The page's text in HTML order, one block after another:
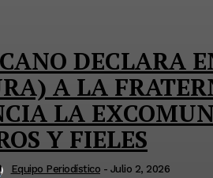
DECLARA
A LA
LA
Y FIELES
Equipo Periodístico - Julio 2, 2026